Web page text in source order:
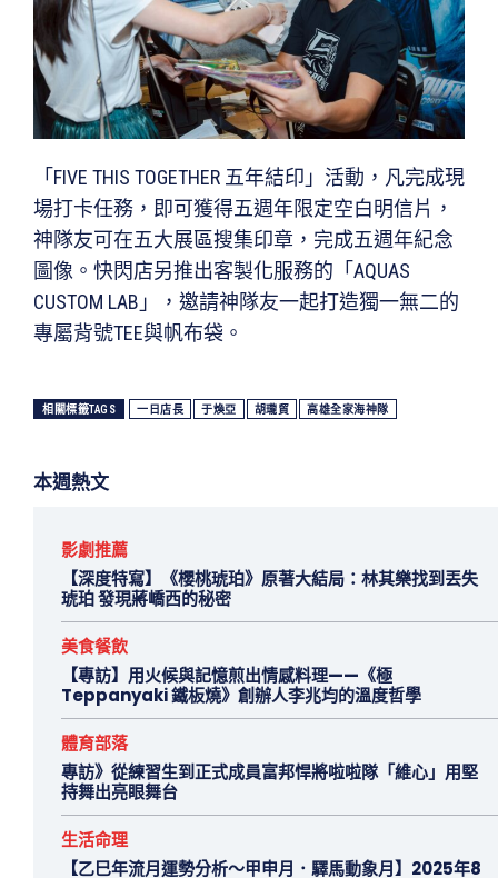
「FIVE THIS TOGETHER 五年結印」活動，凡完成現
場打卡任務，即可獲得五週年限定空白明信片，
神隊友可在五大展區搜集印章，完成五週年紀念
圖像。快閃店另推出客製化服務的「AQUAS
CUSTOM LAB」，邀請神隊友一起打造獨一無二的
專屬背號TEE與帆布袋。
相關標籤TAGS 一日店長 于煥亞 胡瓏貿 高雄全家海神隊
本週熱文
影劇推薦
【深度特寫】《櫻桃琥珀》原著大結局：林其樂找到丟失
琥珀 發現蔣嶠西的秘密
美食餐飲
【專訪】用火候與記憶煎出情感料理——《極
Teppanyaki 鐵板燒》創辦人李兆均的溫度哲學
體育部落
專訪》從練習生到正式成員富邦悍將啦啦隊「維心」用堅
持舞出亮眼舞台
生活命理
【乙巳年流月運勢分析～甲申月．驛馬動象月】2025年8